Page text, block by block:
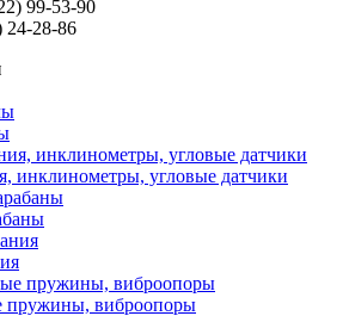
99-53-90
24-28-86
инклинометры, угловые датчики
пружины, виброопоры